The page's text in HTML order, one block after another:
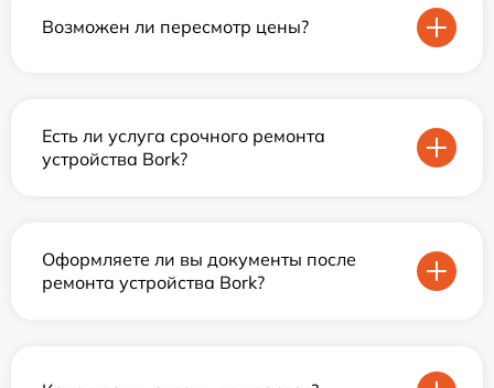
Возможен ли пересмотр цены?
Есть ли услуга срочного ремонта
устройства Bork?
Оформляете ли вы документы после
ремонта устройства Bork?